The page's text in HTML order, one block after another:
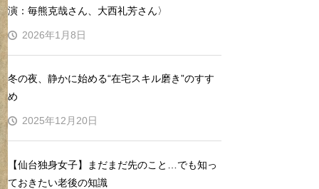
演：毎熊克哉さん、大西礼芳さん〉
2026年1月8日
冬の夜、静かに始める“在宅スキル磨き”のすす
め
2025年12月20日
【仙台独身女子】まだまだ先のこと…でも知っ
ておきたい老後の知識